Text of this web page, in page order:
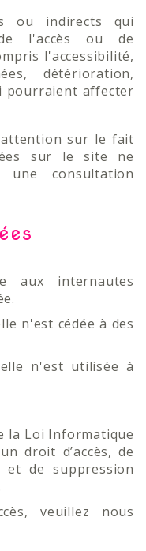
ou indirects qui
l'accès ou de
l'accessibilité,
détérioration,
pourraient affecter
sur le fait
sur le site ne
consultation
aux internautes
n'est cédée à des
n'est utilisée à
la Loi Informatique
droit d’accès, de
et de suppression
veuillez nous